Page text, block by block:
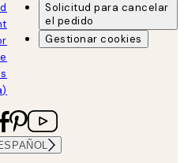
Solicitud para cancelar
el pedido
Gestionar cookies